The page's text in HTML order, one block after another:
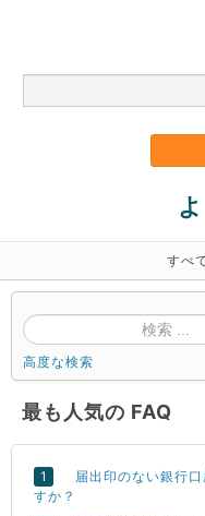
すべ
高度な検索
最も人気の FAQ
届出印のない銀行
すか？